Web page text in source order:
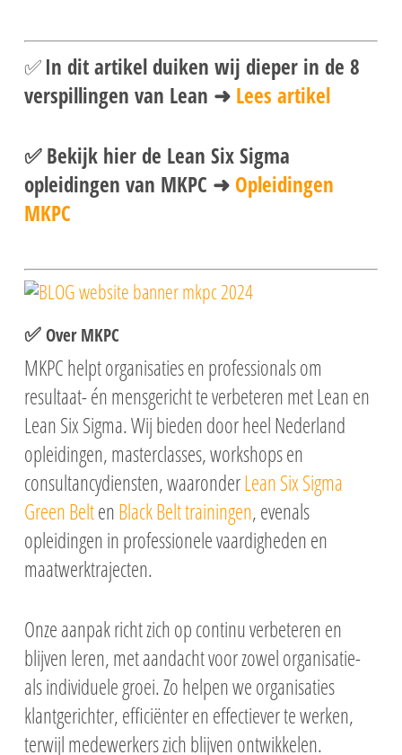
✅In dit artikel duiken wij dieper in de 8
verspillingen van Lean ➜ Lees artikel
✅ Bekijk hier de Lean Six Sigma
opleidingen van MKPC ➜ Opleidingen
MKPC
✅ Over MKPC
MKPChelpt organisaties en professionals om
resultaat- én mensgericht te verbeteren met Lean en
Lean Six Sigma. Wij bieden door heel Nederland
opleidingen, masterclasses, workshops en
consultancydiensten, waaronderLean Six Sigma
Green BeltenBlack Belt trainingen, evenals
opleidingen in professionele vaardigheden en
maatwerktrajecten.
Onze aanpak richt zich op continu verbeteren en
blijven leren, met aandacht voor zowel organisatie-
als individuele groei. Zo helpen we organisaties
klantgerichter, efficiënter en effectiever te werken,
terwijl medewerkers zich blijven ontwikkelen.